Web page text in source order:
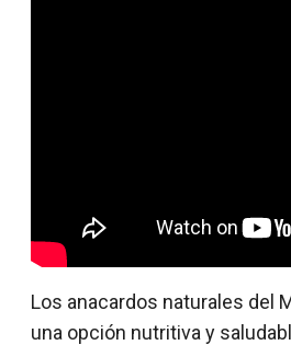
Los anacardos naturales del
una opción nutritiva y